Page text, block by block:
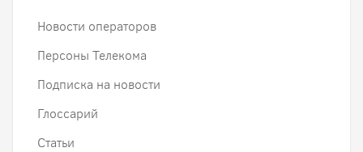
Новости операторов
Персоны Телекома
Подписка на новости
Глоссарий
Статьи